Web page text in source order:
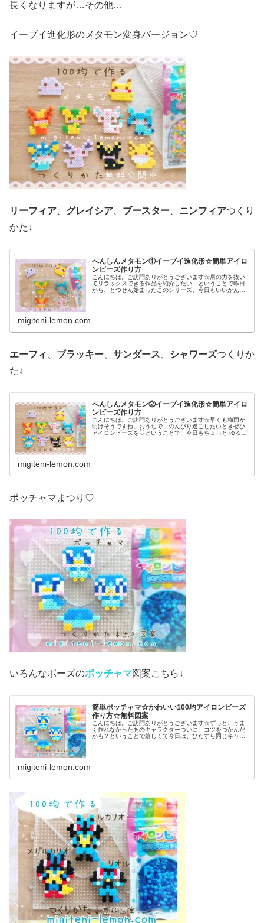
長くなりますが…その他…
イーブイ進化形のメタモン変身バージョン♡
リーフィア グレイシア ブースター ニンフィアつくり
かた↓
へんしんメタモン①イーブイ進化形☆簡単アイロ
ンビーズ作り方
こんにちは。ご訪問ありがとうございます☆肩の力を抜い
てリラックスできる作品を紹介したい…ということで昨日
から、とつぜん始まったこのシリーズ。今日もいいかんじ
migiteni-lemon.com
エーフィ ブラッキー サンダース シャワーズつくりか
た↓
へんしんメタモン②イーブイ進化形☆簡単アイロ
ンビーズ作り方
こんにちは。ご訪問ありがとうございます☆早くも梅雨が
明けそうですね。おうちで、のんびり過ごしたいときぜひ
アイロンビーズを♡ということで、今日もちょっと ゆる〜
migiteni-lemon.com
ポッチャマまつり♡
いろんなポーズのポッチャマ図案こちら↓
簡単ポッチャマ☆かわいい100均アイロンビーズ
作り方☆無料図案
こんにちは。ご訪問ありがとうございます☆ずっと、うま
く作れなかったあのキャラクターついに、コツをつかんだ
かも？ということで嬉しくて今日は、ひたすら同じキャラ
migiteni-lemon.com